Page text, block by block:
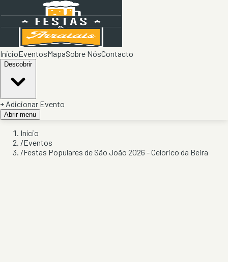
InícioEventosMapaSobre NósContacto
Descobrir
+ Adicionar Evento
Abrir menu
Início
/Eventos
/Festas Populares de São João 2026 - Celorico da Beira